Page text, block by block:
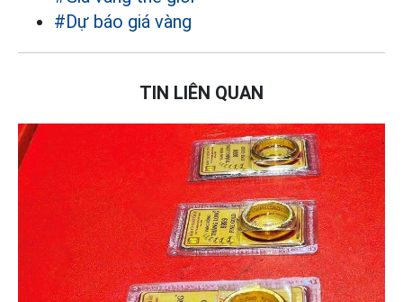
#Dự báo giá vàng
TIN LIÊN QUAN